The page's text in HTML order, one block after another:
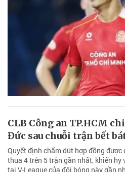
CLB Công an TP.HCM
Đức sau chuỗi trận bết
Quyết định chấm dứt hợp đồng được
thua 4 trên 5 trận gần nhất, khiến hy
tại V-League của đội bóng này gần